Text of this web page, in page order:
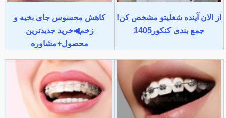
از الان آینده شغلیتو مشخص کن!
جمع بندی کنکور1405
کاهش محسوس جای بخیه و
زخم◀خرید جدیدترین
محصول+مشاوره